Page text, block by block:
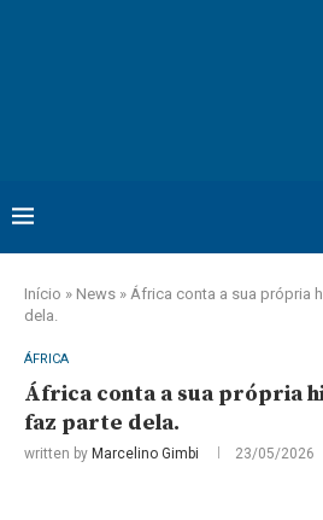
Início » News » África conta a sua própria
dela.
ÁFRICA
África conta a sua própria
faz parte dela.
written by Marcelino Gimbi 23/05/2026